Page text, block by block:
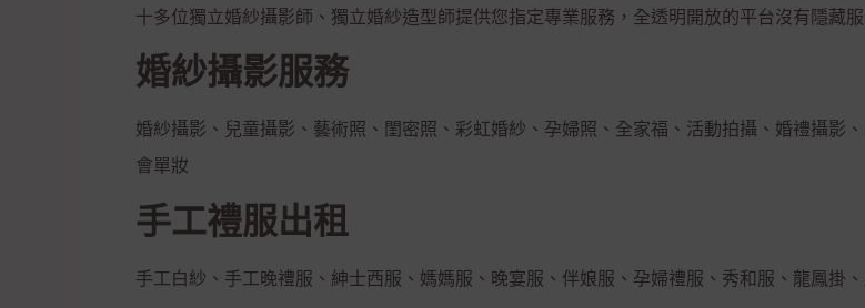
十多位獨立婚紗攝影師、獨立婚紗造型師提供您指定專業服務，全透明開放的平台沒有隱藏
婚紗攝影服務
婚紗攝影、兒童攝影、藝術照、閨密照、彩虹婚紗、孕婦照、全家福、活動拍攝、婚禮攝影
會單妝
手工禮服出租
手工白紗、手工晚禮服、紳士西服、媽媽服、晚宴服、伴娘服、孕婦禮服、秀和服、龍鳳掛